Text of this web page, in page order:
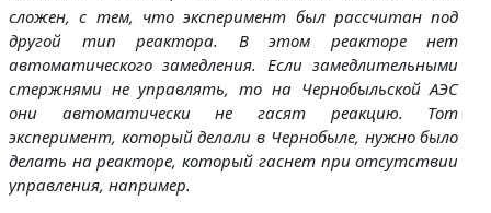
сложен, с тем, что эксперимент был рассчитан под
другой тип реактора. В этом реакторе нет
автоматического замедления. Если замедлительными
стержнями не управлять, то на Чернобыльской АЭС
они автоматически не гасят реакцию. Тот
эксперимент, который делали в Чернобыле, нужно было
делать на реакторе, который гаснет при отсутствии
управления, например.